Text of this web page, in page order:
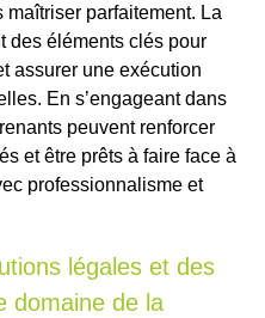
parfaitement. La
des éléments clés pour
assurer une exécution
En s’engageant dans
peuvent renforcer
et être prêts à faire face à
professionnalisme et
légales et des
domaine de la